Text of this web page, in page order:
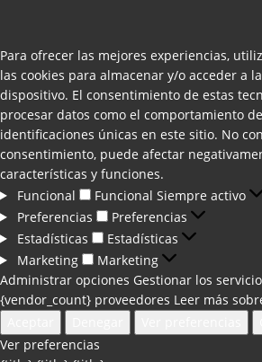
Para ofrecer las mejores experiencias,
las cookies para almacenar y/o acceder a
dispositivo. El consentimiento de estas
procesar datos como el comportamiento
identificaciones únicas en este sitio. No
consentimiento, puede afectar
características y funciones.
Funcional
Funcional Siempre activo
Preferencias
Preferencias
Estadísticas
Estadísticas
Marketing
Marketing
Administrar opciones Gestionar los
{vendor_count} proveedores Leer más
Ver preferencias